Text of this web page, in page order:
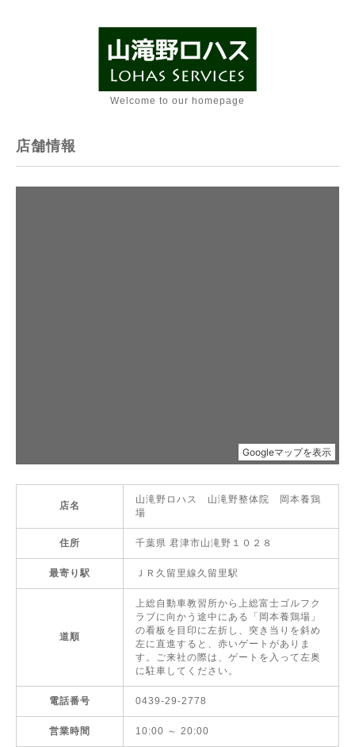
Welcome to our homepage
店舗情報
店名
山滝野ロハス 山滝野整体院 岡本養鶏
場
住所 千葉県 君津市山滝野１０２８
最寄り駅 ＪＲ久留里線久留里駅
道順
上総自動車教習所から上総富士ゴルフク
ラブに向かう途中にある「岡本養鶏場」
の看板を目印に左折し、突き当りを斜め
左に直進すると、赤いゲートがありま
す。ご来社の際は、ゲートを入って左奥
に駐車してください。
電話番号 0439-29-2778
営業時間 10:00 ～ 20:00